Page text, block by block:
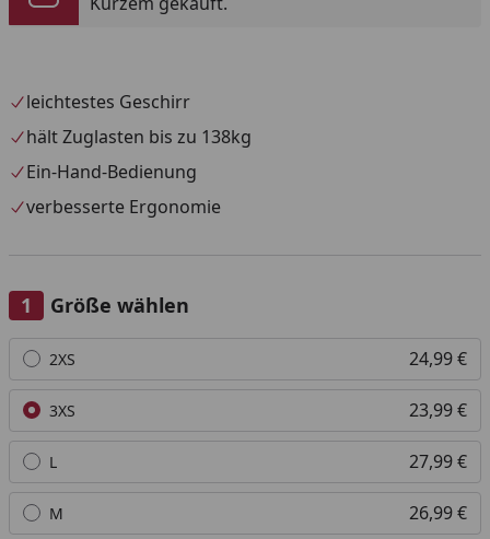
leichtestes Geschirr
hält Zuglasten bis zu 138kg
Ein-Hand-Bedienung
verbesserte Ergonomie
Größe wählen
Alle anzeigen (7)
2XS 24,99 €
3XS 23,99 €
L 27,99 €
M 26,99 €